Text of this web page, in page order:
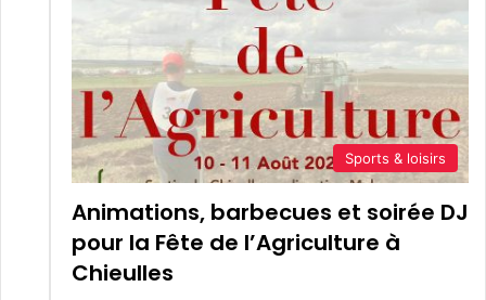
Sports & loisirs
Animations, barbecues et soirée DJ
pour la Fête de l’Agriculture à
Chieulles